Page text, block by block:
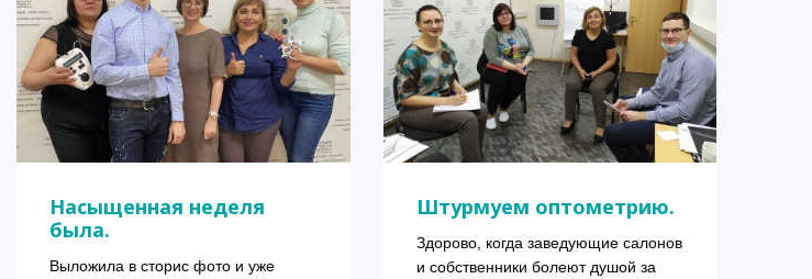
Насыщенная неделя
была.
Выложила в сторис фото и уже
Штурмуем оптометрию.
Здорово, когда заведующие салонов
и собственники болеют душой за